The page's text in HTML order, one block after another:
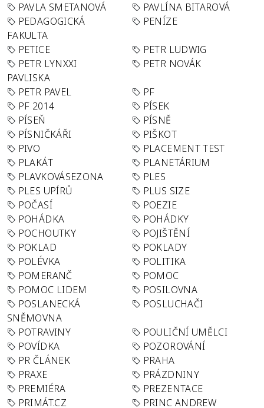
PAVLA SMETANOVÁ
PAVLÍNA BITAROVÁ
PEDAGOGICKÁ
FAKULTA
PENÍZE
PETICE
PETR LUDWIG
PETR LYNXXI
PAVLISKA
PETR NOVÁK
PETR PAVEL
PF
PF 2014
PÍSEK
PÍSEŇ
PÍSNĚ
PÍSNIČKÁŘI
PIŠKOT
PIVO
PLACEMENT TEST
PLAKÁT
PLANETÁRIUM
PLAVKOVÁSEZONA
PLES
PLES UPÍRŮ
PLUS SIZE
POČASÍ
POEZIE
POHÁDKA
POHÁDKY
POCHOUTKY
POJIŠTĚNÍ
POKLAD
POKLADY
POLÉVKA
POLITIKA
POMERANČ
POMOC
POMOC LIDEM
POSILOVNA
POSLANECKÁ
SNĚMOVNA
POSLUCHAČI
POTRAVINY
POULIČNÍ UMĚLCI
POVÍDKA
POZOROVÁNÍ
PR ČLÁNEK
PRAHA
PRAXE
PRÁZDNINY
PREMIÉRA
PREZENTACE
PRIMÁT.CZ
PRINC ANDREW